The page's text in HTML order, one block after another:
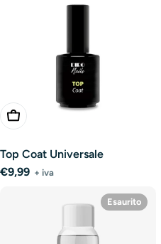
Aggiungi Al Carrello
Top Coat Universale
Prezzo
€9,99 + iva
Esaurito